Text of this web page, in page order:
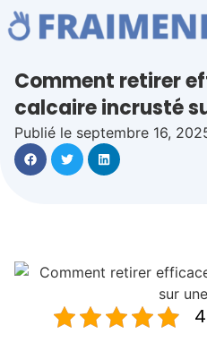
Comment retirer
calcaire incrusté
Publié le septembre 16,